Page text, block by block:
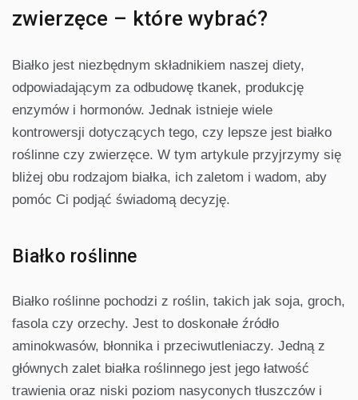
zwierzęce – które wybrać?
Białko jest niezbędnym składnikiem naszej diety,
odpowiadającym za odbudowę tkanek, produkcję
enzymów i hormonów. Jednak istnieje wiele
kontrowersji dotyczących tego, czy lepsze jest białko
roślinne czy zwierzęce. W tym artykule przyjrzymy się
bliżej obu rodzajom białka, ich zaletom i wadom, aby
pomóc Ci podjąć świadomą decyzję.
Białko roślinne
Białko roślinne pochodzi z roślin, takich jak soja, groch,
fasola czy orzechy. Jest to doskonałe źródło
aminokwasów, błonnika i przeciwutleniaczy. Jedną z
głównych zalet białka roślinnego jest jego łatwość
trawienia oraz niski poziom nasyconych tłuszczów i